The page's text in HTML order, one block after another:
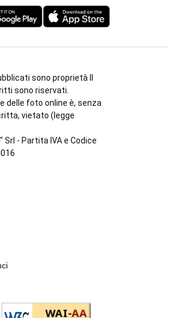
sono proprietà Il
sono riservati.
delle foto online è, senza
vietato (legge
Srl - Partita IVA e Codice